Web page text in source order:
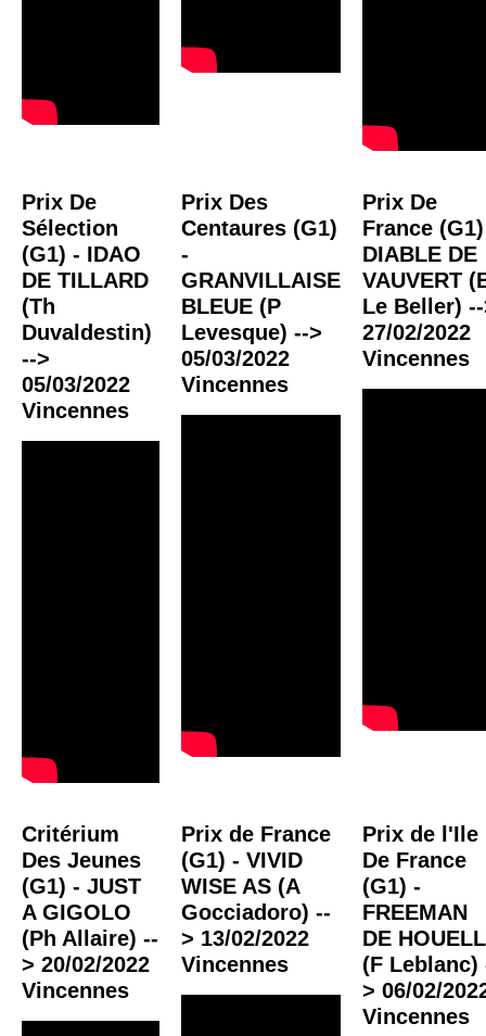
Prix De
Sélection
(G1) - IDAO
DE TILLARD
(Th
Duvaldestin)
-->
05/03/2022
Vincennes
Prix Des
Centaures (G1)
-
GRANVILLAISE
BLEUE (P
Levesque) -->
05/03/2022
Vincennes
Prix De
France
DIABLE DE
VAUVERT
Le Beller)
27/02/2022
Vincennes
Critérium
Des Jeunes
(G1) - JUST
A GIGOLO
(Ph Allaire) --
> 20/02/2022
Vincennes
Prix de France
(G1) - VIVID
WISE AS (A
Gocciadoro) --
> 13/02/2022
Vincennes
Prix de l'Ile
De France
(G1) -
FREEMAN
DE
(F Leblanc)
> 06/02/
Vincennes